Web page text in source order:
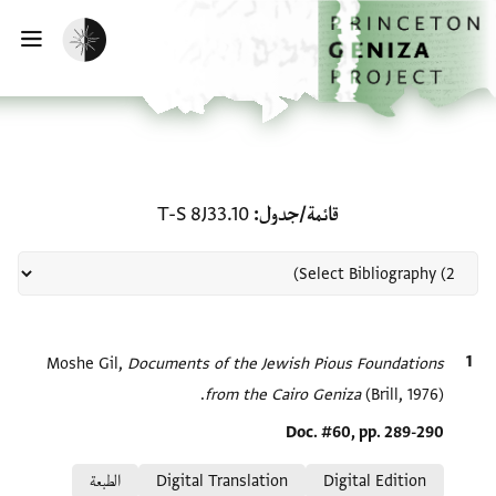
إلى المحتوى الرئيسي
الرئيسية
تفعيل الوضع المظلم
قائمة/جدول T-S 8J33.10
الاقتباس المرجعي Moshe Gil,Documents of the Jewish Pious Foundations
from the Cairo Geniza(Brill, 1976).
Location in source
Doc. #60, pp. 289-290
Digital Edition
Digital Translation الطبعة